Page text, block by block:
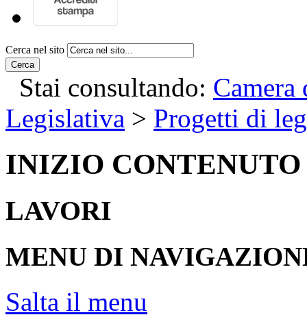
Cerca nel sito
Cerca
Stai consultando: Camera
Legislativa > Progetti di
INIZIO CONTENUTO
LAVORI
MENU DI
Salta il menu